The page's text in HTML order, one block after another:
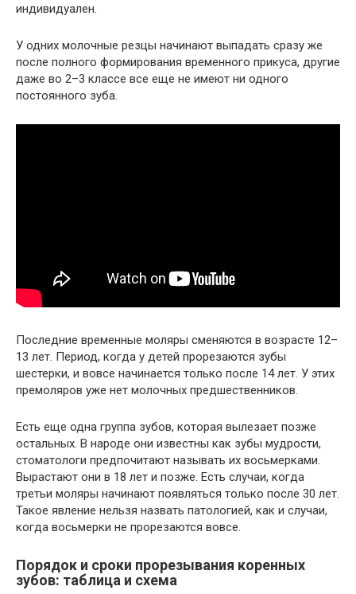
индивидуален.
У одних молочные резцы начинают выпадать сразу же
после полного формирования временного прикуса, другие
даже во 2–3 классе все еще не имеют ни одного
постоянного зуба.
Последние временные моляры сменяются в возрасте 12–
13 лет. Период, когда у детей прорезаются зубы
шестерки, и вовсе начинается только после 14 лет. У этих
премоляров уже нет молочных предшественников.
Есть еще одна группа зубов, которая вылезает позже
остальных. В народе они известны как зубы мудрости,
стоматологи предпочитают называть их восьмерками.
Вырастают они в 18 лет и позже. Есть случаи, когда
третьи моляры начинают появляться только после 30 лет.
Такое явление нельзя назвать патологией, как и случаи,
когда восьмерки не прорезаются вовсе.
Порядок и сроки прорезывания коренных
зубов: таблица и схема